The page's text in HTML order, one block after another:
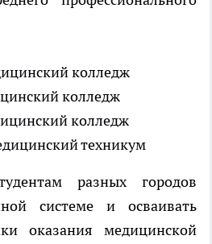
колледж
колледж
колледж
техникум
разных городов
системе и осваивать
оказания медицинской